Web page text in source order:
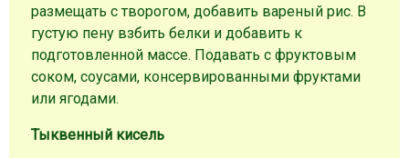
размещать с творогом, добавить вареный рис. В
густую пену взбить белки и добавить к
подготовленной массе. Подавать с фруктовым
соком, соусами, консервированными фруктами
или ягодами.
Тыквенный кисель